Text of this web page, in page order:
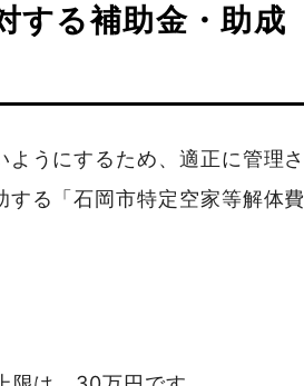
する補助金・助成
うにするため、適正に管理さ
る「石岡市特定空家等解体費